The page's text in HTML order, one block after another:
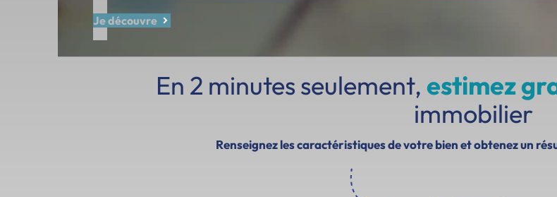
Je découvre
En 2 minutes seulement, estimez
immobilier
Renseignez les caractéristiques de votre bien et obtenez un